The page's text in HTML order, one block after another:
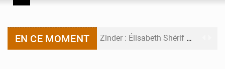
EN CE MOMENT Zinder : Élisabeth Shérif visite l’école Birni Garçon